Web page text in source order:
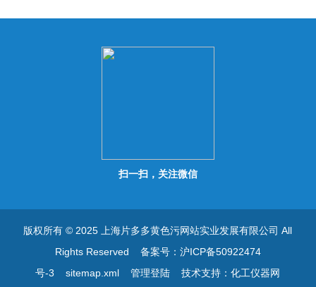
扫一扫，关注微信
版权所有 © 2025 上海片多多黄色污网站实业发展有限公司 All
Rights Reserved 备案号：沪ICP备50922474
号-3
sitemap.xml 管理登陆 技术支持：化工仪器网